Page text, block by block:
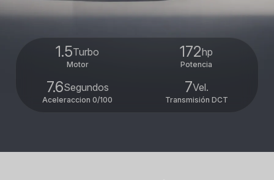
1.5Turbo
Motor
172hp
Potencia
7.6Segundos
Aceleraccion 0/100
7Vel.
Transmisión DCT